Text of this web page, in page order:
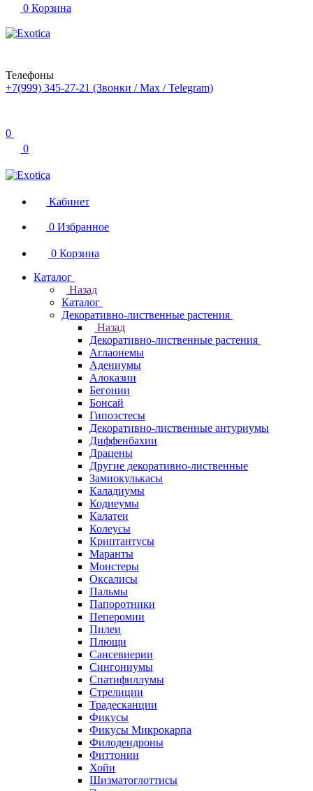
0 Корзина
Телефоны
+7(999) 345-27-21 (Звонки / Max / Telegram)
0
0
Кабинет
0 Избранное
0 Корзина
Каталог
Назад
Каталог
Декоративно-лиственные растения
Назад
Декоративно-лиственные растения
Аглаонемы
Адениумы
Алоказии
Бегонии
Бонсай
Гипоэстесы
Декоративно-лиственные антуриумы
Диффенбахии
Драцены
Другие декоративно-лиственные
Замиокулькасы
Каладиумы
Кодиеумы
Калатеи
Колеусы
Криптантусы
Маранты
Монстеры
Оксалисы
Пальмы
Папоротники
Пеперомии
Пилеи
Плющи
Сансевиерии
Сингониумы
Спатифиллумы
Стрелиции
Традесканции
Фикусы
Фикусы Микрокарпа
Филодендроны
Фиттонии
Хойи
Шизматоглоттисы